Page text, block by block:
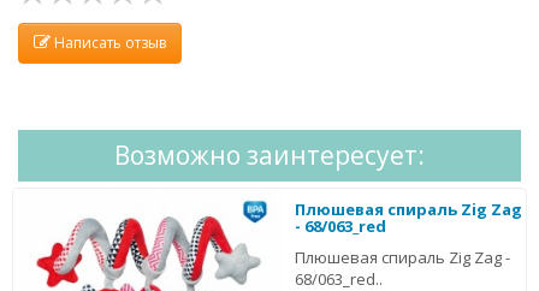
Написать отзыв
Возможно заинтересует:
Плюшевая спираль Zig Zag
- 68/063_red
Плюшевая спираль Zig Zag -
68/063_red..